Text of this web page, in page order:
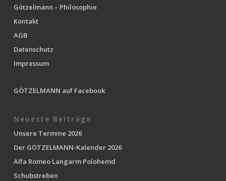
Götzelmann – Philosophie
Kontakt
AGB
Datenschutz
Impressum
GÖTZELMANN auf Facebook
Neueste Beiträge
Unsere Termine 2026
Der GÖTZELMANN-Kalender 2026
Alfa Romeo Langarm Polohemd
Schubstreben